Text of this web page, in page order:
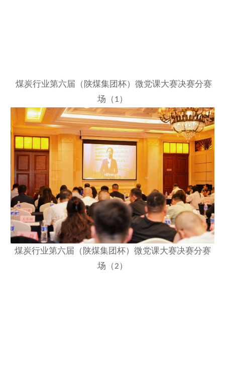
煤炭行业第六届（陕煤集团杯）微党课大赛决赛分赛
场（1 ）
煤炭行业第六届（陕煤集团杯）微党课大赛决赛分赛
场（2 ）